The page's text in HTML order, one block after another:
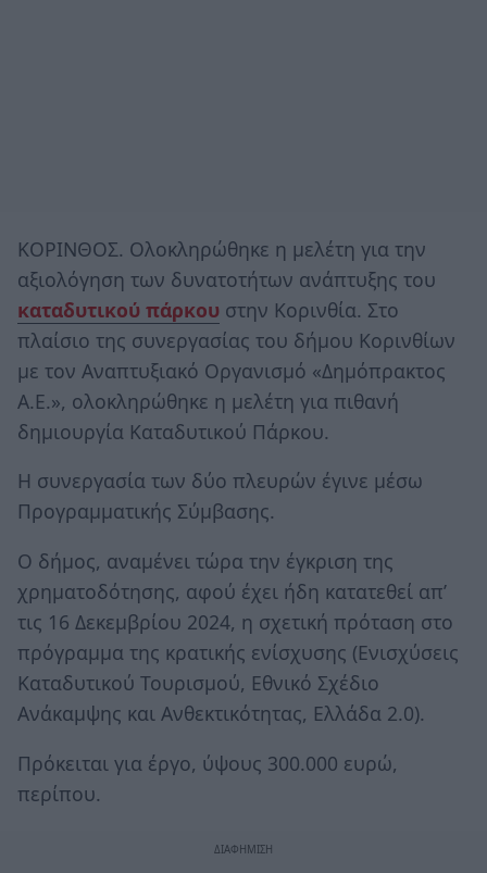
ΚΟΡΙΝΘΟΣ. Ολοκληρώθηκε η μελέτη για την
αξιολόγηση των δυνατοτήτων ανάπτυξης του
καταδυτικού πάρκου στην Κορινθία. Στο
πλαίσιο της συνεργασίας του δήμου Κορινθίων
με τον Αναπτυξιακό Οργανισμό «Δημόπρακτος
Α.Ε.», ολοκληρώθηκε η μελέτη για πιθανή
δημιουργία Καταδυτικού Πάρκου.
Η συνεργασία των δύο πλευρών έγινε μέσω
Προγραμματικής Σύμβασης.
Ο δήμος, αναμένει τώρα την έγκριση της
χρηματοδότησης, αφού έχει ήδη κατατεθεί απ’
τις 16 Δεκεμβρίου 2024, η σχετική πρόταση στο
πρόγραμμα της κρατικής ενίσχυσης (Ενισχύσεις
Καταδυτικού Τουρισμού, Εθνικό Σχέδιο
Ανάκαμψης και Ανθεκτικότητας, Ελλάδα 2.0).
Πρόκειται για έργο, ύψους 300.000 ευρώ,
περίπου.